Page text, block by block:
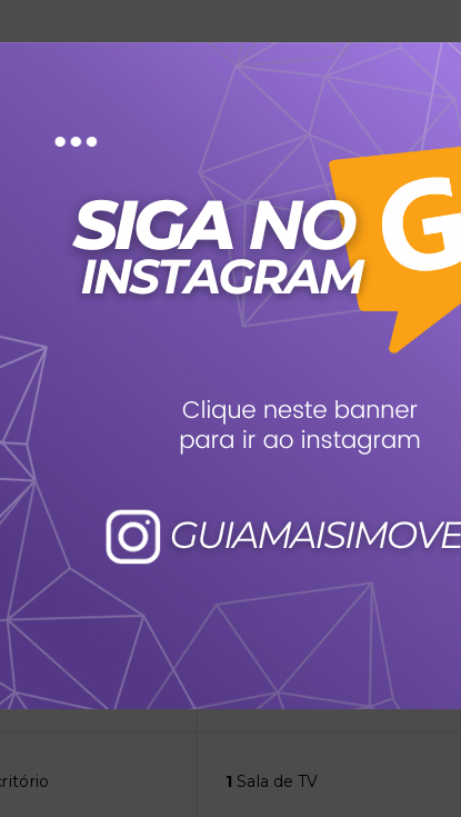
e excelente aproveitamento dos espaços, ideal
e exclusividade em um dos condomínios mais
Vagas
1 Sala de TV